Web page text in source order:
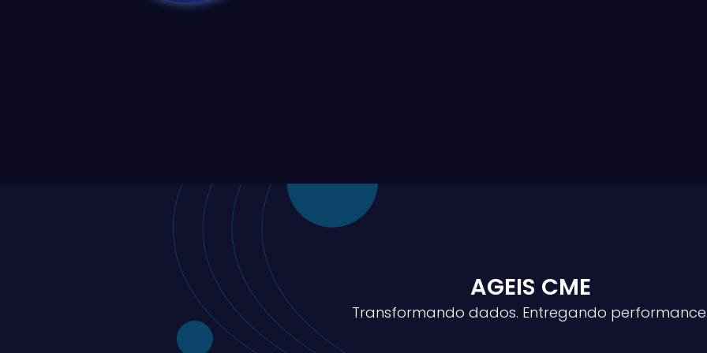
AGEIS CME
Transformando dados. Entregando